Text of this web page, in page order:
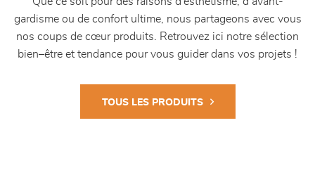
Que ce soit pour des raisons d’esthétisme, d’avant-
gardisme ou de confort ultime, nous partageons avec vous
nos coups de cœur produits. Retrouvez ici notre sélection
TOUS LES PRODUITS